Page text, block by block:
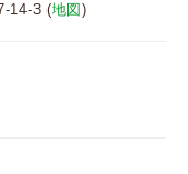
14-3 (地図)